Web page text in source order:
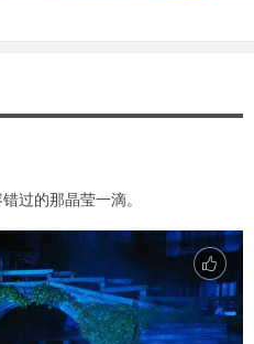
过的那晶莹一滴。